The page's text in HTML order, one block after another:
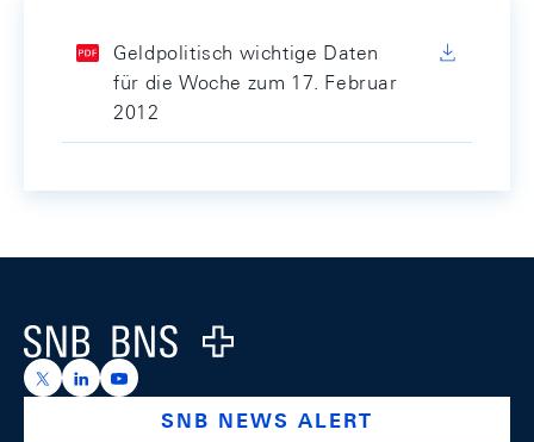
Geldpolitisch wichtige Daten
für die Woche zum 17. Februar
2012
Logo
https://x.com/snb_bns
https://ch.linkedin.com/company/swiss-national-
https://www.youtube.com/@swissnationalbank
SNB NEWS ALERT